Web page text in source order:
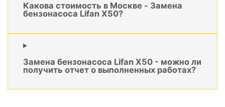
Какова стоимость в Москве - Замена
бензонасоса Lifan X50?
Замена бензонасоса Lifan X50 - можно ли
получить отчет о выполненных работах?